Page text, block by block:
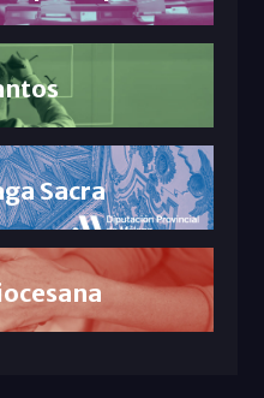
Sacra